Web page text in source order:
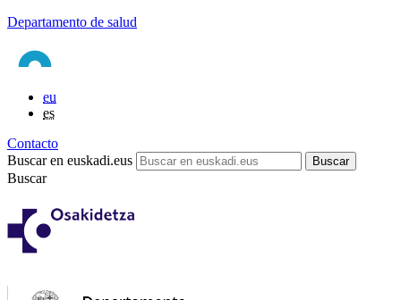
Departamento de salud
eu
es
Contacto
Buscar en euskadi.eus
Buscar